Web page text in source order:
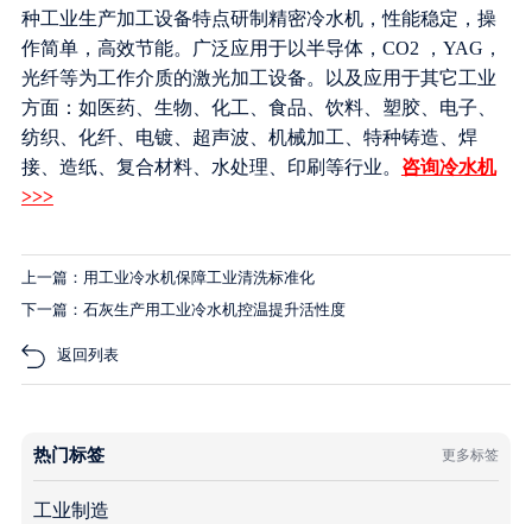
种工业生产加工设备特点研制精密冷水机，性能稳定，操
作简单，高效节能。广泛应用于以半导体，CO2 ，YAG，
光纤等为工作介质的激光加工设备。以及应用于其它工业
方面：如医药、生物、化工、食品、饮料、塑胶、电子、
纺织、化纤、电镀、超声波、机械加工、特种铸造、焊
接、造纸、复合材料、水处理、印刷等行业。 咨询冷水机
>>>
上一篇：用工业冷水机保障工业清洗标准化
下一篇：石灰生产用工业冷水机控温提升活性度
返回列表
热门标签 更多标签
工业制造